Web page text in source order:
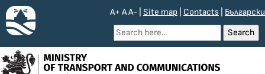
A+ AA- Site map Contacts Български